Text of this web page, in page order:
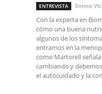
ENTREVISTA Emma
Con la experta en
cómo una buena
algunos de los
entramos en la
como Martorell
cambiando y
el autocuidado y la